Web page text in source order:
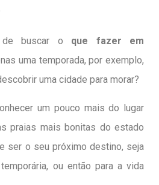
de buscar o que fazer em
uma temporada, por exemplo,
uma cidade para morar?
um pouco mais do lugar
praias mais bonitas do estado
ser o seu próximo destino, seja
ou então para a vida